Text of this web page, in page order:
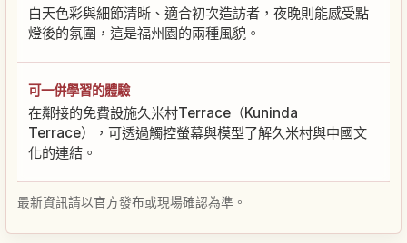
白天色彩與細節清晰、適合初次造訪者，夜晚則能感受點
燈後的氛圍，這是福州園的兩種風貌。
可一併學習的體驗
在鄰接的免費設施久米村Terrace（Kuninda
Terrace），可透過觸控螢幕與模型了解久米村與中國文
化的連結。
最新資訊請以官方發布或現場確認為準。